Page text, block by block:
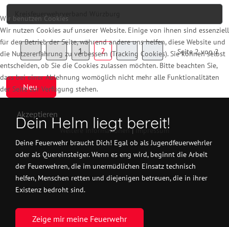
Kreisfeuerwehrverband Würzburg
Seite 2 von 2
1 2
Neu
Dein Helm liegt bereit!
Deine Feuerwehr braucht Dich! Egal ob als Jugendfeuerwehrler
oder als Quereinsteiger. Wenn es eng wird, beginnt die Arbeit
der Feuerwehren, die im unermüdlichen Einsatz technisch
helfen, Menschen retten und diejenigen betreuen, die in ihrer
Existenz bedroht sind.
Zeige mir meine Feuerwehr
Wir benutzen Cookies
Wir nutzen Cookies auf unserer Website. Einige von ihnen sind essenziell
für den Betrieb der Seite, während andere uns helfen, diese Website und
die Nutzererfahrung zu verbessern (Tracking Cookies). Sie können selbst
entscheiden, ob Sie die Cookies zulassen möchten. Bitte beachten Sie,
dass bei einer Ablehnung womöglich nicht mehr alle Funktionalitäten
der Seite zur Verfügung stehen.
Akzeptieren
Weitere Informationen| Impressum